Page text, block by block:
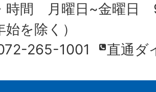
時間 月曜日~金曜日
を除く）
265-1001
直通ダ